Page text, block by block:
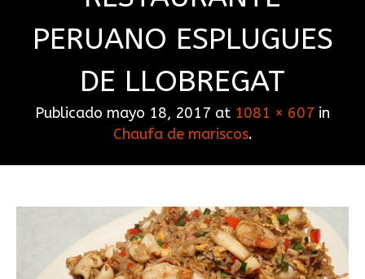
PERUANO ESPLUGUES
DE LLOBREGAT
Publicado mayo 18, 2017 at 1081 × 607 in
Chaufa de mariscos.